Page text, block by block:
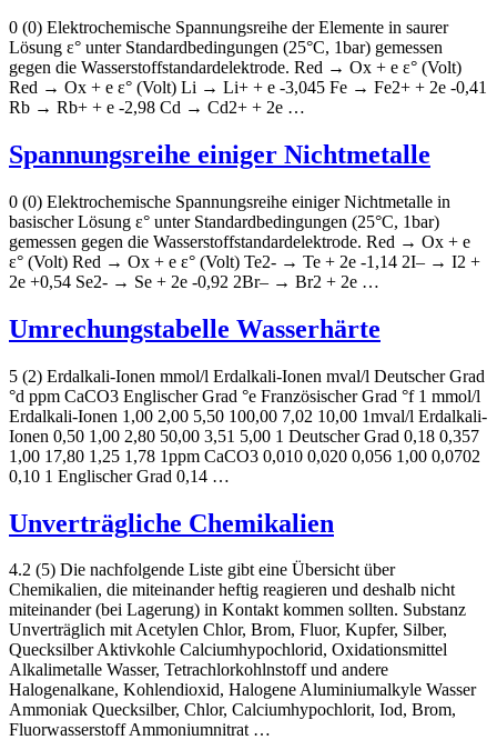
0 (0) Elektrochemische Spannungsreihe der Elemente in saurer
Lösung ε° unter Standardbedingungen (25°C, 1bar) gemessen
gegen die Wasserstoffstandardelektrode. Red → Ox + e ε° (Volt)
Red → Ox + e ε° (Volt) Li → Li+ + e -3,045 Fe → Fe2+ + 2e -0,41
Rb → Rb+ + e -2,98 Cd → Cd2+ + 2e …
Spannungsreihe einiger Nichtmetalle
0 (0) Elektrochemische Spannungsreihe einiger Nichtmetalle in
basischer Lösung ε° unter Standardbedingungen (25°C, 1bar)
gemessen gegen die Wasserstoffstandardelektrode. Red → Ox + e
ε° (Volt) Red → Ox + e ε° (Volt) Te2- → Te + 2e -1,14 2I– → I2 +
2e +0,54 Se2- → Se + 2e -0,92 2Br– → Br2 + 2e …
Umrechungstabelle Wasserhärte
5 (2) Erdalkali-Ionen mmol/l Erdalkali-Ionen mval/l Deutscher Grad
°d ppm CaCO3 Englischer Grad °e Französischer Grad °f 1 mmol/l
Erdalkali-Ionen 1,00 2,00 5,50 100,00 7,02 10,00 1mval/l Erdalkali-
Ionen 0,50 1,00 2,80 50,00 3,51 5,00 1 Deutscher Grad 0,18 0,357
1,00 17,80 1,25 1,78 1ppm CaCO3 0,010 0,020 0,056 1,00 0,0702
0,10 1 Englischer Grad 0,14 …
Unverträgliche Chemikalien
4.2 (5) Die nachfolgende Liste gibt eine Übersicht über
Chemikalien, die miteinander heftig reagieren und deshalb nicht
miteinander (bei Lagerung) in Kontakt kommen sollten. Substanz
Unverträglich mit Acetylen Chlor, Brom, Fluor, Kupfer, Silber,
Quecksilber Aktivkohle Calciumhypochlorid, Oxidationsmittel
Alkalimetalle Wasser, Tetrachlorkohlnstoff und andere
Halogenalkane, Kohlendioxid, Halogene Aluminiumalkyle Wasser
Ammoniak Quecksilber, Chlor, Calciumhypochlorit, Iod, Brom,
Fluorwasserstoff Ammoniumnitrat …